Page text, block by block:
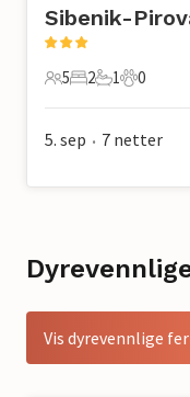
Sibenik-
5 Gjester
5
2 Soverom
2
1 Bad
1
0 Kjæledyr
0
5. sep • 7 netter
Vis dyrevennlige